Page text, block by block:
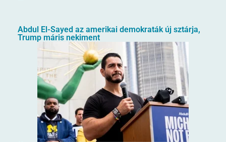
Abdul El-Sayed az amerikai demokraták új sztárja,
Trump máris nekiment